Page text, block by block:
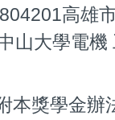
高雄
山大學電機
本獎學金辦